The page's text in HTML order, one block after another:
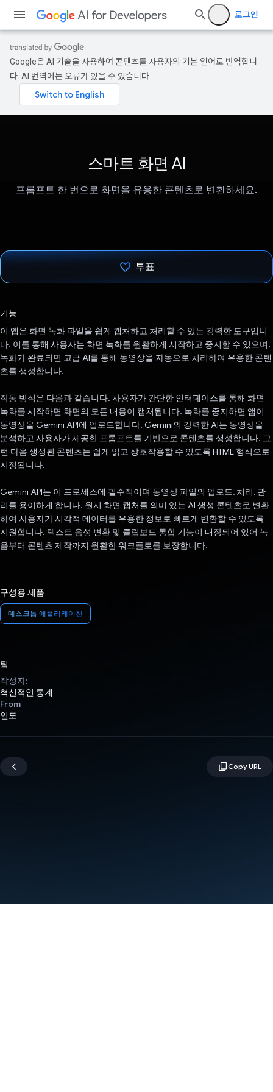
로그인
Google은 AI 기술을 사용하여 콘텐츠를 사용자의 기본 언어로 번역합니
다. AI 번역에는 오류가 있을 수 있습니다.
스마트 화면 AI
프롬프트 한 번으로 화면을 유용한 콘텐츠로 변환하세요.
투표
기능
이 앱은 화면 녹화 파일을 쉽게 캡처하고 처리할 수 있는 강력한 도구입니
다. 이를 통해 사용자는 화면 녹화를 원활하게 시작하고 중지할 수 있으며,
녹화가 완료되면 고급 AI를 통해 동영상을 자동으로 처리하여 유용한 콘텐
츠를 생성합니다.
작동 방식은 다음과 같습니다. 사용자가 간단한 인터페이스를 통해 화면
녹화를 시작하면 화면의 모든 내용이 캡처됩니다. 녹화를 중지하면 앱이
동영상을 Gemini API에 업로드합니다. Gemini의 강력한 AI는 동영상을
분석하고 사용자가 제공한 프롬프트를 기반으로 콘텐츠를 생성합니다. 그
런 다음 생성된 콘텐츠는 쉽게 읽고 상호작용할 수 있도록 HTML 형식으로
지정됩니다.
Gemini API는 이 프로세스에 필수적이며 동영상 파일의 업로드, 처리, 관
리를 용이하게 합니다. 원시 화면 캡처를 의미 있는 AI 생성 콘텐츠로 변환
하여 사용자가 시각적 데이터를 유용한 정보로 빠르게 변환할 수 있도록
지원합니다. 텍스트 음성 변환 및 클립보드 통합 기능이 내장되어 있어 녹
음부터 콘텐츠 제작까지 원활한 워크플로를 보장합니다.
구성용 제품
데스크톱 애플리케이션
팀
작성자:
혁신적인 통계
From
인도